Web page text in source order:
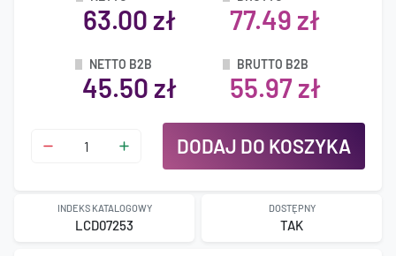
63.00 zł 77.49 zł
NETTO B2B
45.50 zł
BRUTTO B2B
55.97 zł
DODAJ DO KOSZYKA
INDEKS KATALOGOWY
LCD07253
DOSTĘPNY
TAK